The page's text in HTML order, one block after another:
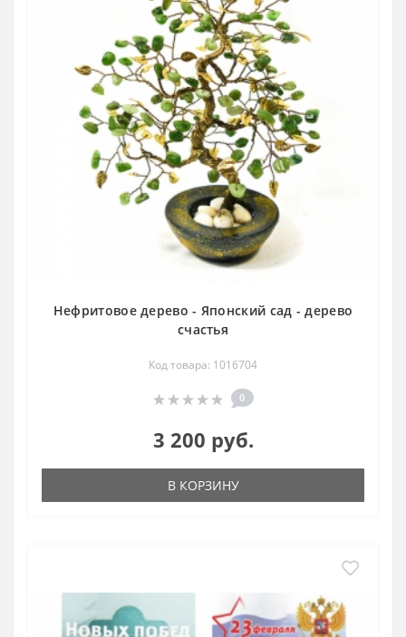
Нефритовое дерево - Японский сад - дерево
счастья
Код товара: 1016704
0
3 200 руб.
В КОРЗИНУ